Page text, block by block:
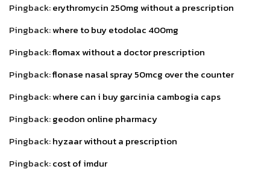
Pingback:erythromycin 250mg without a prescription
Pingback:where to buy etodolac 400mg
Pingback:flomax without a doctor prescription
Pingback:flonase nasal spray 50mcg over the counter
Pingback:where can i buy garcinia cambogia caps
Pingback:geodon online pharmacy
Pingback:hyzaar without a prescription
Pingback:cost of imdur